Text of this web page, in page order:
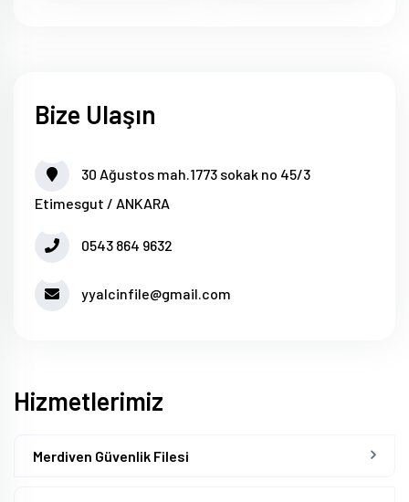
Bize Ulaşın
30 Ağustos mah.1773 sokak no 45/3
Etimesgut / ANKARA
0543 864 9632
yyalcinfile@gmail.com
Hizmetlerimiz
Merdiven Güvenlik Filesi